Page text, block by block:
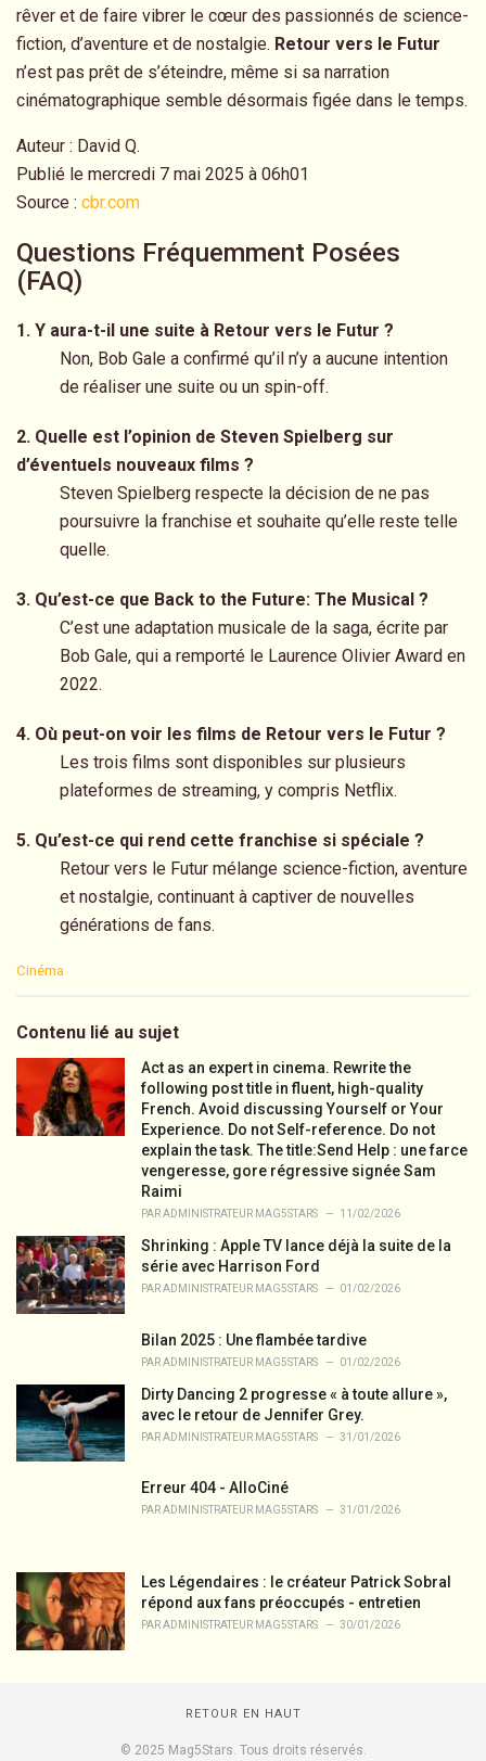
rêver et de faire vibrer le cœur des passionnés de science-
fiction, d’aventure et de nostalgie. Retour vers le Futur
n’est pas prêt de s’éteindre, même si sa narration
cinématographique semble désormais figée dans le temps.
Auteur : David Q.
Publié le mercredi 7 mai 2025 à 06h01
Source : cbr.com
Questions Fréquemment Posées
(FAQ)
1. Y aura-t-il une suite à Retour vers le Futur ?
Non, Bob Gale a confirmé qu’il n’y a aucune intention
de réaliser une suite ou un spin-off.
2. Quelle est l’opinion de Steven Spielberg sur
d’éventuels nouveaux films ?
Steven Spielberg respecte la décision de ne pas
poursuivre la franchise et souhaite qu’elle reste telle
quelle.
3. Qu’est-ce que Back to the Future: The Musical ?
C’est une adaptation musicale de la saga, écrite par
Bob Gale, qui a remporté le Laurence Olivier Award en
2022.
4. Où peut-on voir les films de Retour vers le Futur ?
Les trois films sont disponibles sur plusieurs
plateformes de streaming, y compris Netflix.
5. Qu’est-ce qui rend cette franchise si spéciale ?
Retour vers le Futur mélange science-fiction, aventure
et nostalgie, continuant à captiver de nouvelles
générations de fans.
C
e
r
i
e
Cinéma
Contenu lié au sujet
Act as an expert in cinema. Rewrite the
following post title in fluent, high-quality
French. Avoid discussing Yourself or Your
Experience. Do not Self-reference. Do not
explain the task. The title:Send Help : une farce
vengeresse, gore régressive signée Sam
Raimi
PARADMINISTRATEUR MAG5STARS 11/02/2026
Shrinking : Apple TV lance déjà la suite de la
série avec Harrison Ford
PARADMINISTRATEUR MAG5STARS 01/02/2026
Bilan 2025 : Une flambée tardive
PARADMINISTRATEUR MAG5STARS 01/02/2026
Dirty Dancing 2 progresse « à toute allure »,
avec le retour de Jennifer Grey.
PARADMINISTRATEUR MAG5STARS 31/01/2026
Erreur 404 - AlloCiné
PARADMINISTRATEUR MAG5STARS 31/01/2026
Les Légendaires : le créateur Patrick Sobral
répond aux fans préoccupés - entretien
PARADMINISTRATEUR MAG5STARS 30/01/2026
RETOUR EN HAUT
© 2025 Mag5Stars. Tous droits réservés.